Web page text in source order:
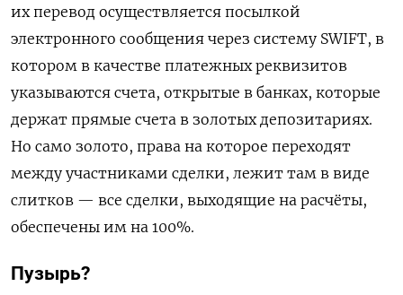
их перевод осуществляется посылкой
электронного сообщения через систему SWIFT, в
котором в качестве платежных реквизитов
указываются счета, открытые в банках, которые
держат прямые счета в золотых депозитариях.
Но само золото, права на которое переходят
между участниками сделки, лежит там в виде
слитков — все сделки, выходящие на расчёты,
обеспечены им на 100%.
Пузырь?